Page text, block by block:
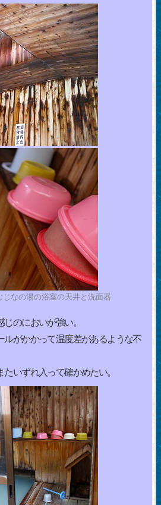
なの湯の浴室の天井と洗面器
のにおいが強い。
がかかって温度差があるような不
いずれ入って確かめたい。